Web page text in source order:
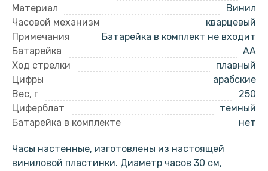
Материал
Винил
Часовой механизм
кварцевый
Примечания
Батарейка в комплект не входит
Батарейка
AA
Ход стрелки
плавный
Цифры
арабские
Вес, г
250
Циферблат
темный
Батарейка в комплекте
нет
Часы настенные, изготовлены из настоящей
виниловой пластинки. Диаметр часов 30 см,